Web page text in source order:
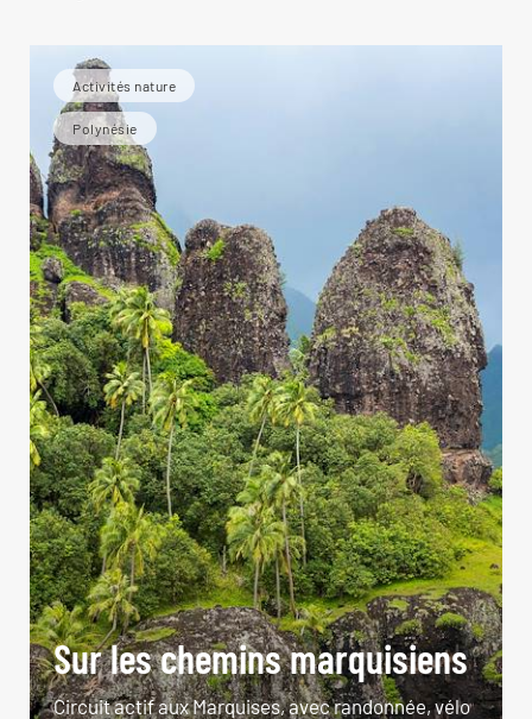
Activités nature
Polynésie
Sur les chemins marquisiens
Circuit actif aux Marquises, avec randonnée, vélo